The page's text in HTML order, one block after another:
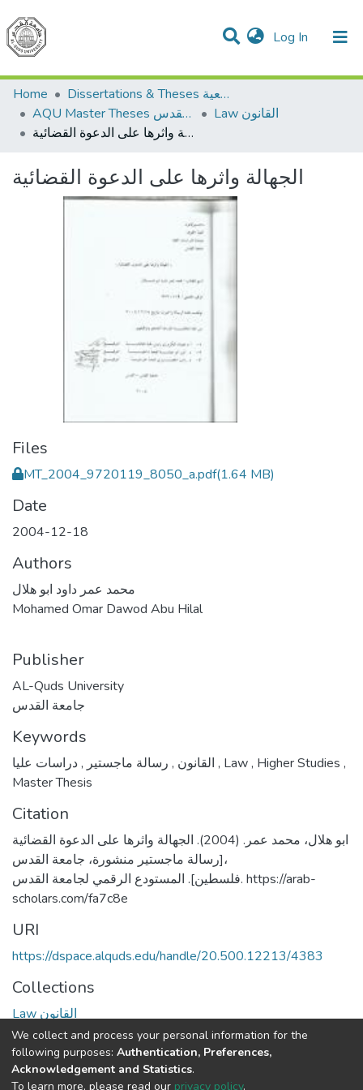
Log In (current)
Communities & Collections
All of DSpace
Home
Dissertations & Theses الرسائل الجامعية
AQU Master Theses الرسائل الجامعية الخاصة بجامعة القدس
Law القانون
الجهالة واثرها على الدعوة القضائية
الجهالة واثرها على الدعوة القضائية
Files
MT_2004_9720119_8050_a.pdf(1.64 MB)
Date
2004-12-18
Authors
محمد عمر داود ابو هلال
Mohamed Omar Dawod Abu Hilal
Publisher
AL-Quds University
جامعة القدس
Keywords
القانون , رسالة ماجستير , , Law, Higher Studies ,
Master Thesis
Citation
ابو هلال، محمد عمر. (2004). الجهالة واثرها على الدعوة القضائية
[رسالة ماجستير منشورة، جامعة القدس،
فلسطين]. المستودع الرقمي لجامعة القدس. https://arab-
scholars.com/fa7c8e
URI
https://dspace.alquds.edu/handle/20.500.12213/4383
Collections
Law القانون
Full item page
We collect and process your personal information for the
following purposes: Authentication, Preferences,
Acknowledgement and Statistics.
To learn more, please read our privacy policy.